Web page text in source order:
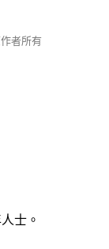
者所有
士。